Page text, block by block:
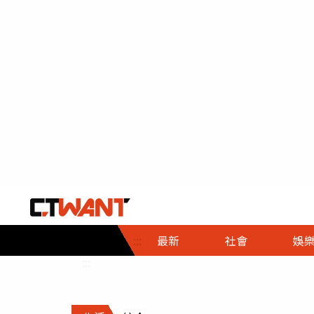
::: 最新 社會
社會首頁
時事
調查
娛樂
娛樂首頁
即時
財經首頁
熱線
政